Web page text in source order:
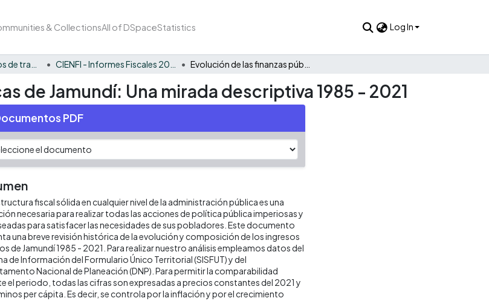
& CollectionsAll of DSpaceStatistics Log In
de Jamundí: Una mirada descriptiva 1985 - 2021
PDF
fiscal sólida en cualquier nivel de la administración pública es una
necesaria para realizar todas las acciones de política pública imperiosas y
para satisfacer las necesidades de sus pobladores. Este documento
una breve revisión histórica de la evolución y composición de los ingresos
de Jamundí 1985 - 2021. Para realizar nuestro análisis empleamos datos del
de Información del Formulario Único Territorial (SISFUT) y del
Nacional de Planeación (DNP). Para permitir la comparabilidad
el periodo, todas las cifras son expresadas a precios constantes del 2021 y
per cápita. Es decir, se controla por la inflación y por el crecimiento